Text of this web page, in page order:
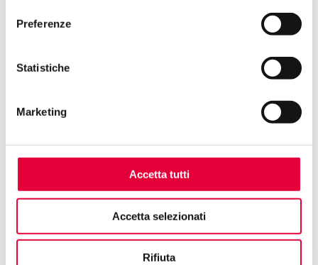
Preferenze
Statistiche
Marketing
Accetta tutti
Accetta selezionati
Rifiuta